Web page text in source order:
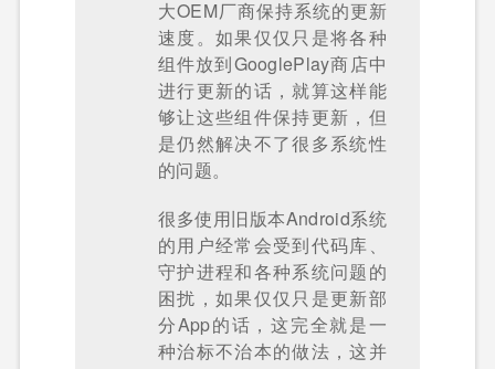
大OEM厂商保持系统的更新
速度。如果仅仅只是将各种
组件放到GooglePlay商店中
进行更新的话，就算这样能
够让这些组件保持更新，但
是仍然解决不了很多系统性
的问题。
很多使用旧版本Android系统
的用户经常会受到代码库、
守护进程和各种系统问题的
困扰，如果仅仅只是更新部
分App的话，这完全就是一
种治标不治本的做法，这并